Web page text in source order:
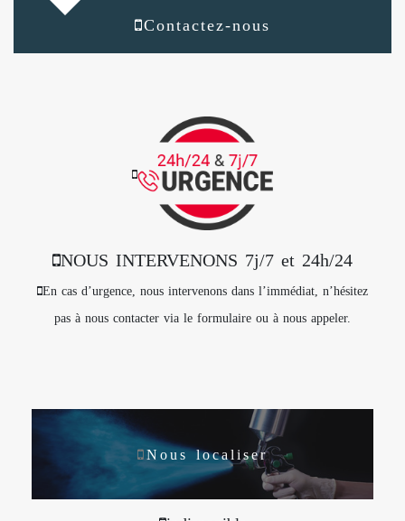
Contactez-nous
NOUS INTERVENONS 7j/7 et 24h/24
En cas d’urgence, nous intervenons dans l’immédiat, n’hésitez
pas à nous contacter via le formulaire ou à nous appeler.
Nous localiser